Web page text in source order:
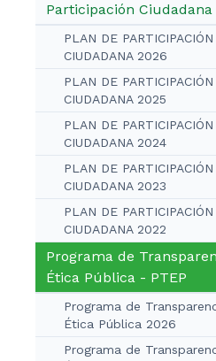
Participación Ciudadana
PLAN DE PARTICIPACIÓN
CIUDADANA 2026
PLAN DE PARTICIPACIÓN
CIUDADANA 2025
PLAN DE PARTICIPACIÓN
CIUDADANA 2024
PLAN DE PARTICIPACIÓN
CIUDADANA 2023
PLAN DE PARTICIPACIÓN
CIUDADANA 2022
Programa de
Ética Pública - PTEP
Programa de
Ética Pública 2026
Programa de